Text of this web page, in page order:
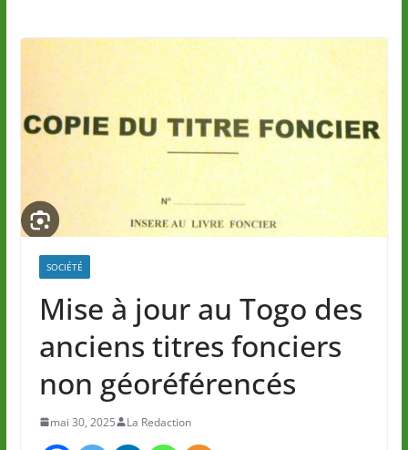
SOCIÉTÉ
Mise à jour au Togo des
anciens titres fonciers
non géoréférencés
mai 30, 2025 La Redaction